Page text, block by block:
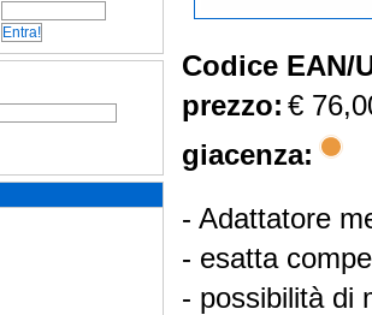
Codice EAN/
prezzo: €
giacenza:
- Adattatore
- esatta
- possibilità di